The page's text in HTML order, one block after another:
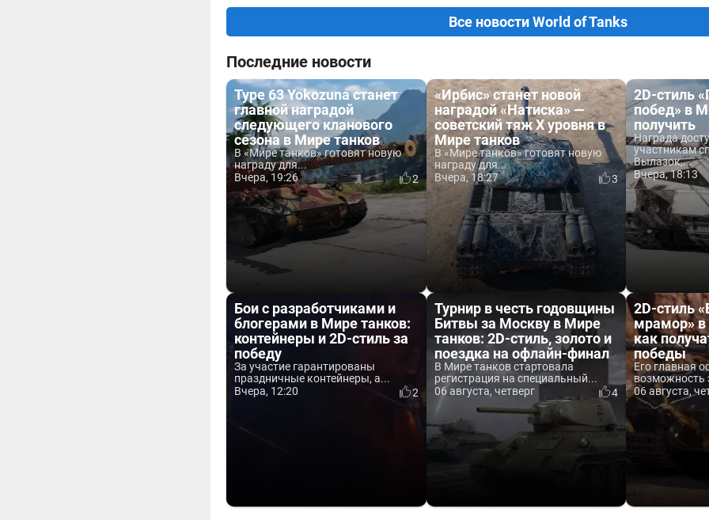
Все новости World of Tanks
Последние новости
Type 63 Yokozuna станет
главной наградой
следующего кланового
сезона в Мире танков
В «Мире танков» готовят новую
награду для...
Вчера, 19:26
2
«Ирбис» станет новой
наградой «Натиска» —
советский тяж X уровня в
Мире танков
В «Мире танков» готовят новую
награду для...
Вчера, 18:27
3
2D-стиль
побед» в
получить
Награда
участникам
Вылазок,...
Вчера, 18:13
Бои с разработчиками и
блогерами в Мире танков:
контейнеры и 2D-стиль за
победу
За участие гарантированы
праздничные контейнеры, а...
Вчера, 12:20
2
Турнир в честь годовщины
Битвы за Москву в Мире
танков: 2D-стиль, золото и
поездка на офлайн-финал
В Мире танков стартовала
регистрация на специальный...
06 августа, четверг
4
2D-стиль
мрамор» в
как
победы
Его главная
возможность
06 августа,